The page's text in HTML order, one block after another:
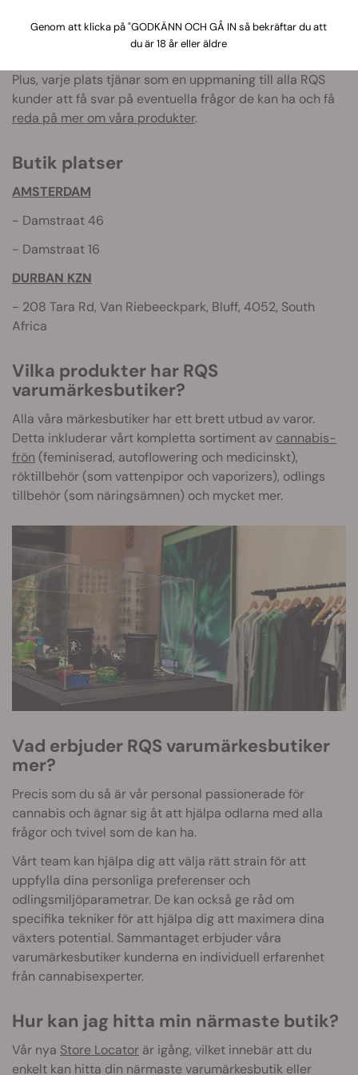
Alla RQS-butiker har vårt fulla sortiment av cannabis-
Plus, varje plats tjänar som en uppmaning till alla RQS
kunder att få svar på eventuella frågor de kan ha och få
reda på mer om våra produkter.
Butik platser
AMSTERDAM
- Damstraat 46
- Damstraat 16
DURBAN KZN
- 208 Tara Rd, Van Riebeeckpark, Bluff, 4052, South
Africa
Vilka produkter har RQS
varumärkesbutiker?
Alla våra märkesbutiker har ett brett utbud av varor.
Detta inkluderar vårt kompletta sortiment av cannabis-
frön (feminiserad, autoflowering och medicinskt),
röktillbehör (som vattenpipor och vaporizers), odlings
tillbehör (som näringsämnen) och mycket mer.
Vad erbjuder RQS varumärkesbutiker
mer?
Precis som du så är vår personal passionerade för
cannabis och ägnar sig åt att hjälpa odlarna med alla
frågor och tvivel som de kan ha.
Vårt team kan hjälpa dig att välja rätt strain för att
uppfylla dina personliga preferenser och
odlingsmiljöparametrar. De kan också ge råd om
specifika tekniker för att hjälpa dig att maximera dina
växters potential. Sammantaget erbjuder våra
varumärkesbutiker kunderna en individuell erfarenhet
från cannabisexperter.
Hur kan jag hitta min närmaste butik?
Vår nya Store Locator är igång, vilket innebär att du
enkelt kan hitta din närmaste varumärkesbutik eller
Genom att klicka på "GODKÄNN OCH GÅ IN så bekräftar du att
du är 18 år eller äldre